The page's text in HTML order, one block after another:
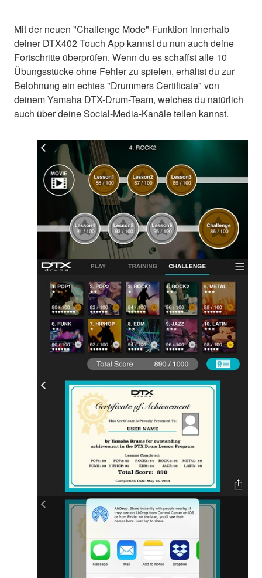
Mit der neuen "Challenge Mode"-Funktion innerhalb
deiner DTX402 Touch App kannst du nun auch deine
Fortschritte überprüfen. Wenn du es schaffst alle 10
Übungsstücke ohne Fehler zu spielen, erhältst du zur
Belohnung ein echtes "Drummers Certificate" von
deinem Yamaha DTX-Drum-Team, welches du natürlich
auch über deine Social-Media-Kanäle teilen kannst.